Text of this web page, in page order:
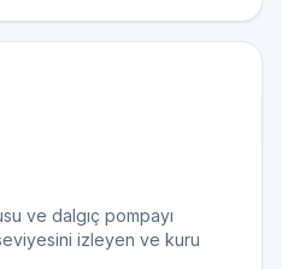
ve dalgıç pompayı
izleyen ve kuru